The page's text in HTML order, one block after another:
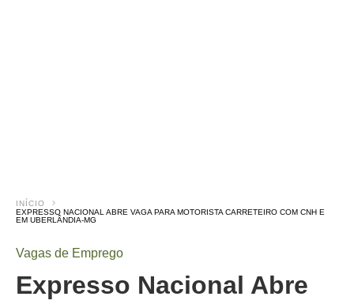
INÍCIO
EXPRESSO NACIONAL ABRE VAGA PARA MOTORISTA CARRETEIRO COM CNH E
EM UBERLÂNDIA-MG
Vagas de Emprego
Expresso Nacional Abre